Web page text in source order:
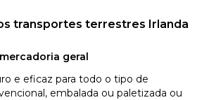
transportes terrestres Irlanda
geral
e eficaz para todo o tipo de
embalada ou paletizada ou